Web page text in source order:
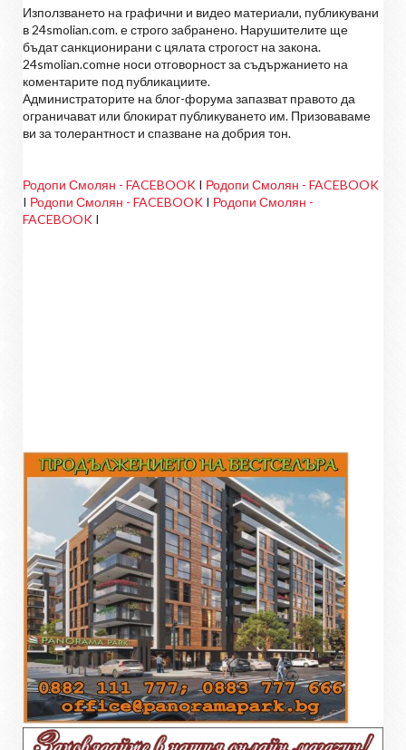
Използването на графични и видео материали, публикувани
в 24smolian.com. е строго забранено. Нарушителите ще
бъдат санкционирани с цялата строгост на закона.
24smolian.comне носи отговорност за съдържанието на
коментарите под публикациите.
Администраторите на блог-форума запазват правото да
ограничават или блокират публикуването им. Призоваваме
ви за толерантност и спазване на добрия тон.
Родопи Смолян - FACEBOOK I Родопи Смолян - FACEBOOK
I Родопи Смолян - FACEBOOK I Родопи Смолян -
FACEBOOK I